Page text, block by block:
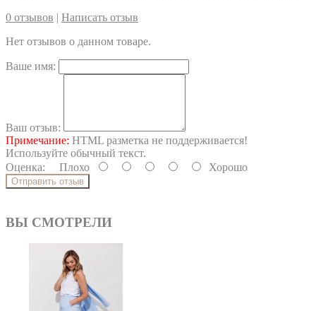
0 отзывов | Написать отзыв
Нет отзывов о данном товаре.
Ваше имя:
Ваш отзыв:
Примечание: HTML разметка не поддерживается!
Используйте обычный текст.
Оценка: Плохо Хорошо
Отправить отзыв
ВЫ СМОТРЕЛИ